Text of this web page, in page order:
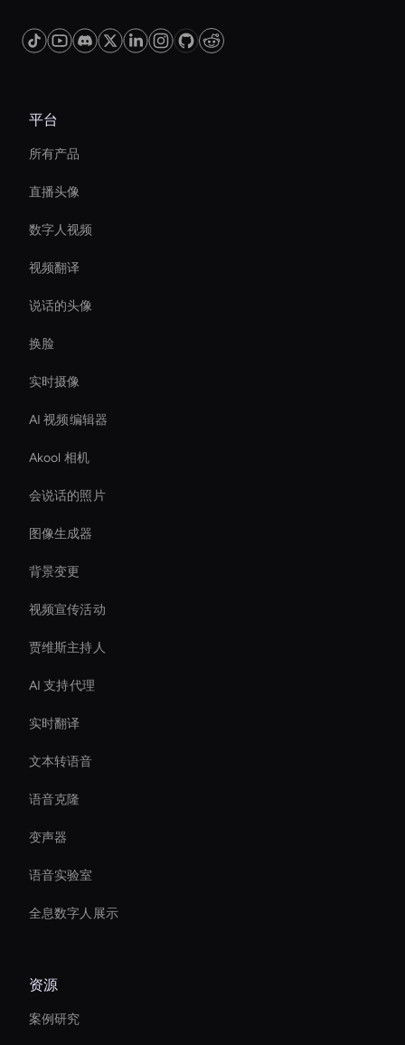
平台
所有产品
直播头像
数字人视频
视频翻译
说话的头像
换脸
实时摄像
AI 视频编辑器
Akool 相机
会说话的照片
图像生成器
背景变更
视频宣传活动
贾维斯主持人
AI 支持代理
实时翻译
文本转语音
语音克隆
变声器
语音实验室
全息数字人展示
资源
案例研究